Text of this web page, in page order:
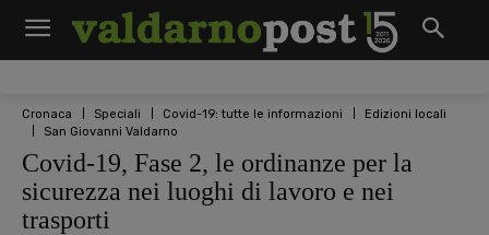
Cronaca Speciali Covid-19: tutte le informazioni
Edizioni locali
San Giovanni Valdarno
Covid-19, Fase 2, le ordinanze per la
sicurezza nei luoghi di lavoro e nei
trasporti